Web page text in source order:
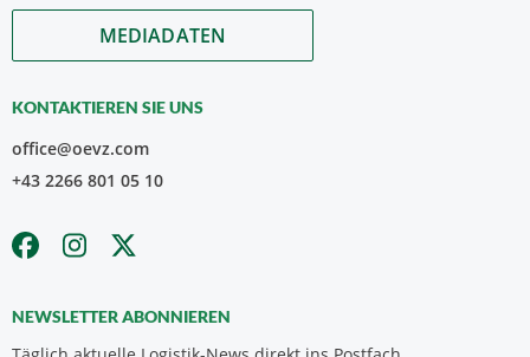
MEDIADATEN
KONTAKTIEREN SIE UNS
office@oevz.com
+43 2266 801 05 10
NEWSLETTER ABONNIEREN